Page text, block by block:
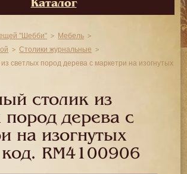
Каталог
"Шебби"
Мебель
Столики журнальные
светлых пород дерева с маркетри на изогнутых
столик из
пород дерева с
на изогнутых
RM4100906